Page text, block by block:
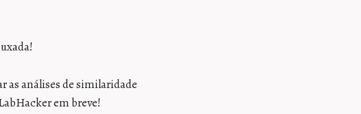
as análises de similaridade
em breve!